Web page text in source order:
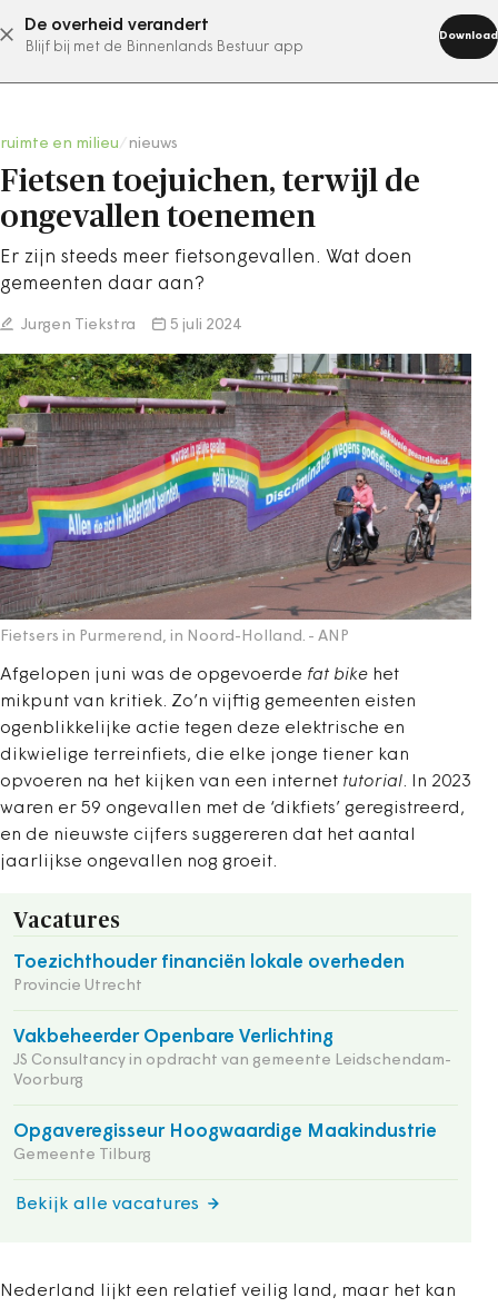
De overheid verandert
Blijf bij met de Binnenlands Bestuur app
Download
abonneer nu
ruimte en milieu nieuws
Fietsen toejuichen, terwijl de
ongevallen toenemen
Er zijn steeds meer fietsongevallen. Wat doen
gemeenten daar aan?
Jurgen Tiekstra 5 juli 2024
Fietsers in Purmerend, in Noord-Holland. - ANP
Afgelopen juni was de opgevoerde fat bike het
mikpunt van kritiek. Zo’n vijftig gemeenten eisten
ogenblikkelijke actie tegen deze elektrische en
dikwielige terreinfiets, die elke jonge tiener kan
opvoeren na het kijken van een internet tutorial. In 2023
waren er 59 ongevallen met de ‘dikfiets’ geregistreerd,
en de nieuwste cijfers suggereren dat het aantal
jaarlijkse ongevallen nog groeit.
Vacatures
Toezichthouder financiën lokale overheden
Provincie Utrecht
Vakbeheerder Openbare Verlichting
JS Consultancy in opdracht van gemeente Leidschendam-
Voorburg
Opgaveregisseur Hoogwaardige Maakindustrie
Gemeente Tilburg
Bekijk alle vacatures
Nederland lijkt een relatief veilig land, maar het kan